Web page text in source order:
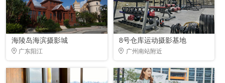
海陵岛海滨摄影城
广东阳江
8号仓库运动摄影基地
广州南站附近